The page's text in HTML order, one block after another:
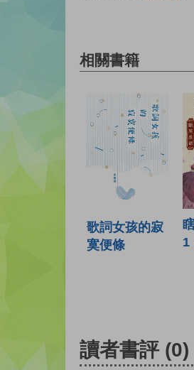
相關書籍
歌詞女孩的寂
寞便條
1
讀者書評 (0)